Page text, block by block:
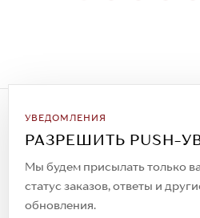
УВЕДОМЛЕНИЯ
РАЗРЕШИТЬ PUSH-
Мы будем присылать только
статус заказов, ответы и
обновления.
Подписаться на рассылку
Всегда будьте в курсе
спецпредложений!